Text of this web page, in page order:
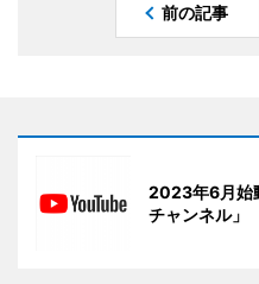
前の記事
2023年6月始
チャンネル」